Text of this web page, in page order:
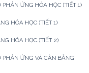
ỨNG HÓA HỌC (TIẾT 1)
HÓA HỌC (TIẾT 1)
HÓA HỌC (TIẾT 2)
PHẢN ỨNG VÀ CÂN BẰNG